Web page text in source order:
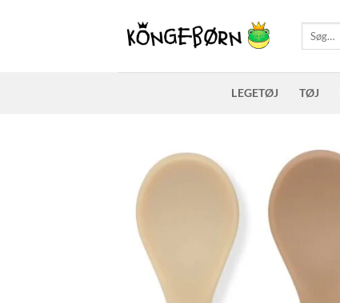
Søg
efter:
LEGETØJ TØJ